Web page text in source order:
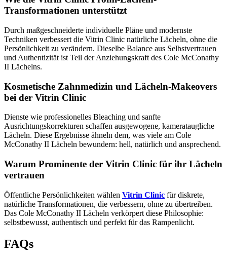
Transformationen unterstützt
Durch maßgeschneiderte individuelle Pläne und modernste
Techniken verbessert die Vitrin Clinic natürliche Lächeln, ohne die
Persönlichkeit zu verändern. Dieselbe Balance aus Selbstvertrauen
und Authentizität ist Teil der Anziehungskraft des Cole McConathy
II Lächelns.
Kosmetische Zahnmedizin und Lächeln-Makeovers
bei der Vitrin Clinic
Dienste wie professionelles Bleaching und sanfte
Ausrichtungskorrekturen schaffen ausgewogene, kamerataugliche
Lächeln. Diese Ergebnisse ähneln dem, was viele am Cole
McConathy II Lächeln bewundern: hell, natürlich und ansprechend.
Warum Prominente der Vitrin Clinic für ihr Lächeln
vertrauen
Öffentliche Persönlichkeiten wählen Vitrin Clinic für diskrete,
natürliche Transformationen, die verbessern, ohne zu übertreiben.
Das Cole McConathy II Lächeln verkörpert diese Philosophie:
selbstbewusst, authentisch und perfekt für das Rampenlicht.
FAQs